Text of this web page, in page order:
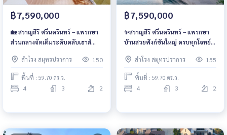
฿7,590,000
🏡 สราญสิริ ศรีนครินทร์ – แพรกษา
ส่วนกลางจัดเต็มระดับคลับเฮาส์
และ Pet Zone ราคาเริ่มต้น 7.59
ลบ.* 📞 061-6161426 | 065-
4496399 💚 LINE: @wsrcondo
สำโรง สมุทรปราการ 150
พื้นที่ : 59.70 ตร.ว.
4 3 2
฿7,590,000
✨สราญสิริ ศรีนครินทร์ – แพรกษา
บ้านสวยฟังก์ชันใหญ่ ครบทุกโจทย์
สูงอายุ! เริ่ม 7.59 ลบ.* 📞 061-
6161426 | 065-4496399 💚 LINE:
@wsrcondo
สำโรง สมุทรปราการ 155
พื้นที่ : 59.70 ตร.ว.
4 3 2